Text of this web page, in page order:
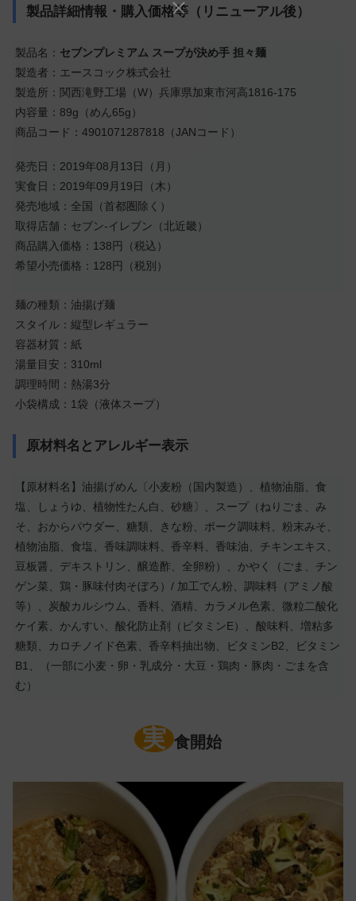
製品詳細情報・購入価格等（リニューアル後）
製品名： セブンプレミアム スープが決め手 担々麺
製造者：エースコック株式会社
製造所：関西滝野工場（W）兵庫県加東市河高1816-175
内容量：89g（めん65g）
商品コード：4901071287818（JANコード）
発売日：2019年08月13日（月）
実食日：2019年09月19日（木）
発売地域：全国（首都圏除く）
取得店舗：セブン-イレブン（北近畿）
商品購入価格：138円（税込）
希望小売価格：128円（税別）
麺の種類：油揚げ麺
スタイル：縦型レギュラー
容器材質：紙
湯量目安：310ml
調理時間：熱湯3分
小袋構成：1袋（液体スープ）
原材料名とアレルギー表示
【原材料名】油揚げめん〔小麦粉（国内製造）、植物油脂、食
塩、しょうゆ、植物性たん白、砂糖〕、スープ（ねりごま、み
そ、おからパウダー、糖類、きな粉、ポーク調味料、粉末みそ、
植物油脂、食塩、香味調味料、香辛料、香味油、チキンエキス、
豆板醤、デキストリン、醸造酢、全卵粉）、かやく（ごま、チン
ゲン菜、鶏・豚味付肉そぼろ）/ 加工でん粉、調味料（アミノ酸
等）、炭酸カルシウム、香料、酒精、カラメル色素、微粒二酸化
ケイ素、かんすい、酸化防止剤（ビタミンE）、酸味料、増粘多
糖類、カロチノイド色素、香辛料抽出物、ビタミンB2、ビタミン
B1、（一部に小麦・卵・乳成分・大豆・鶏肉・豚肉・ごまを含
む）
実 食開始